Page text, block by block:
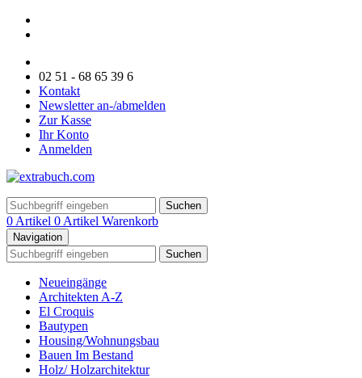
02 51 - 68 65 39 6
Kontakt
Newsletter an-/abmelden
Zur Kasse
Ihr Konto
Anmelden
Suchen
0 Artikel 0 Artikel Warenkorb
Navigation
Suchen
Neueingänge
Architekten A-Z
El Croquis
Bautypen
Housing/Wohnungsbau
Bauen Im Bestand
Holz/ Holzarchitektur